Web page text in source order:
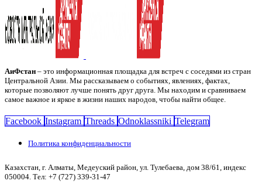
АиФстан – это информационная площадка для встреч с соседями из стран
Центральной Азии. Мы рассказываем о событиях, явлениях, фактах,
которые позволяют лучше понять друг друга. Мы находим и сравниваем
самое важное и яркое в жизни наших народов, чтобы найти общее.
Facebook Instagram Threads Odnoklassniki Telegram
Политика конфиденциальности
Казахстан, г. Алматы, Медеуский район, ул. Тулебаева, дом 38/61, индекс
050004. Тел: +7 (727) 339-31-47